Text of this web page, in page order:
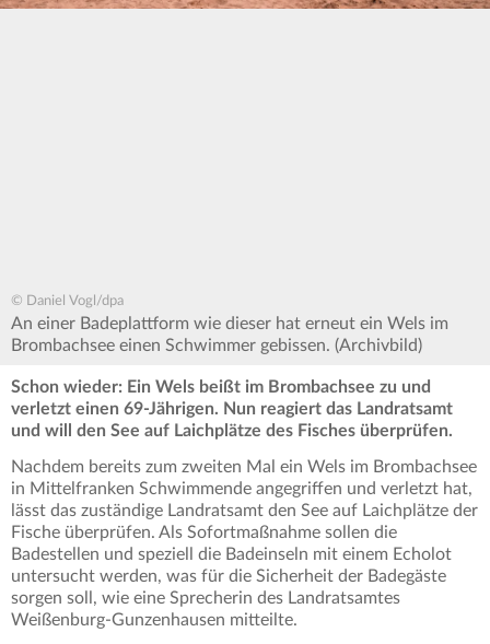
© Daniel Vogl/dpa
An einer Badeplattform wie dieser hat erneut ein Wels im
Brombachsee einen Schwimmer gebissen. (Archivbild)
Schon wieder: Ein Wels beißt im Brombachsee zu und
verletzt einen 69-Jährigen. Nun reagiert das Landratsamt
und will den See auf Laichplätze des Fisches überprüfen.
Nachdem bereits zum zweiten Mal ein Wels im Brombachsee
in Mittelfranken Schwimmende angegriffen und verletzt hat,
lässt das zuständige Landratsamt den See auf Laichplätze der
Fische überprüfen. Als Sofortmaßnahme sollen die
Badestellen und speziell die Badeinseln mit einem Echolot
untersucht werden, was für die Sicherheit der Badegäste
sorgen soll, wie eine Sprecherin des Landratsamtes
Weißenburg-Gunzenhausen mitteilte.